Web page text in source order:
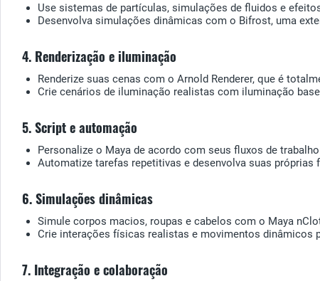
Use sistemas de partículas, simulações de fluidos e
Desenvolva simulações dinâmicas com o Bifrost, uma
4. Renderização e iluminação
Renderize suas cenas com o Arnold Renderer, que é
Crie cenários de iluminação realistas com iluminação
5. Script e automação
Personalize o Maya de acordo com seus fluxos de
Automatize tarefas repetitivas e desenvolva suas próprias
6. Simulações dinâmicas
Simule corpos macios, roupas e cabelos com o Maya
Crie interações físicas realistas e movimentos dinâmicos
7. Integração e colaboração